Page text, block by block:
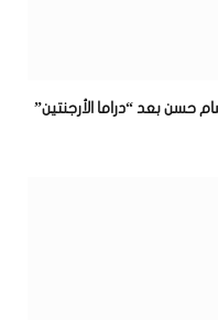
بعد “دراما الأرجنتين”